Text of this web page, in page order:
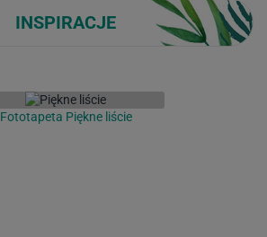
INSPIRACJE
Fototapeta Piękne liście